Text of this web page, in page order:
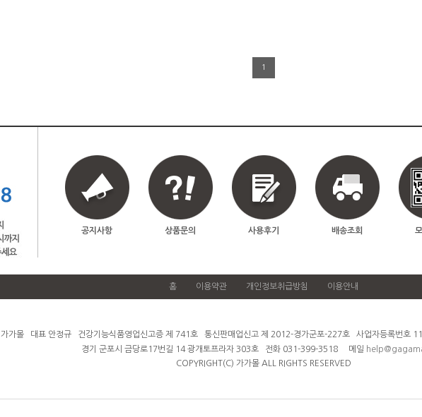
1
공지사항 상품문의 사용후기 배송조회
홈 이용약관 개인정보취급방침 이용안내
가가몰 대표 안정규 건강기능식품영업신고증 제 741호 통신판매업신고 제 2012-경가군포-227호 사업자등록번호
경기 군포시 금당로17번길 14 광개토프라자 303호 전화 031-399-3518
메일
COPYRIGHT(C) 가가몰 ALL RIGHTS RESERVED